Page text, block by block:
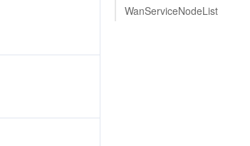
WanServiceNodeList